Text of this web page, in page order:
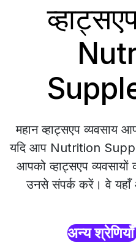
महान व्हाट्सएप व्यवसाय
यदि आप Nutrition
आपको व्हाट्सएप
उनसे संपर्क करें। वे
अन्य